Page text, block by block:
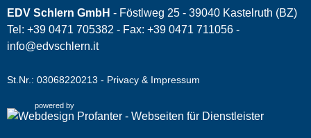
EDV Schlern GmbH - Föstlweg 25 - 39040 Kastelruth (BZ)
Tel: +39 0471 705382 - Fax: +39 0471 711056 -
info@edvschlern.it
St.Nr.: 03068220213 - Privacy & Impressum
powered by